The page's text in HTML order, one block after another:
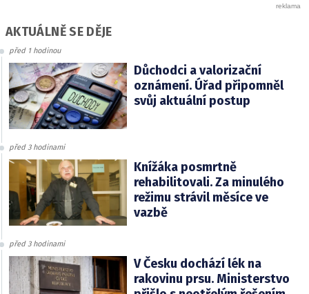
AKTUÁLNĚ SE DĚJE
před 1 hodinou
Důchodci a valorizační
oznámení. Úřad připomněl
svůj aktuální postup
před 3 hodinami
Knížáka posmrtně
rehabilitovali. Za minulého
režimu strávil měsíce ve
vazbě
před 3 hodinami
V Česku dochází lék na
rakovinu prsu. Ministerstvo